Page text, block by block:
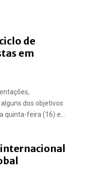
de
em
dos objetivos
quinta-feira (16) e...